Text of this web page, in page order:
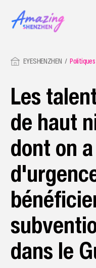
EYESHENZHEN
Les
de haut
dont on
dans le